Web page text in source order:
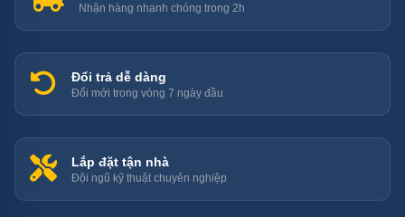
Bật/tắt từ xa: Đang trên đường về nhà → bật máy
trước 15 phút để phòng đã mát khi về
Điều chỉnh nhiệt độ, chế độ, tốc độ quạt từ bất kỳ
đâu
Nhận hàng nhanh chóng trong 2h
Đổi trả dễ dàng
Đổi mới trong vòng 7 ngày đầu
Lắp đặt tận nhà
Đội ngũ kỹ thuật chuyên nghiệp